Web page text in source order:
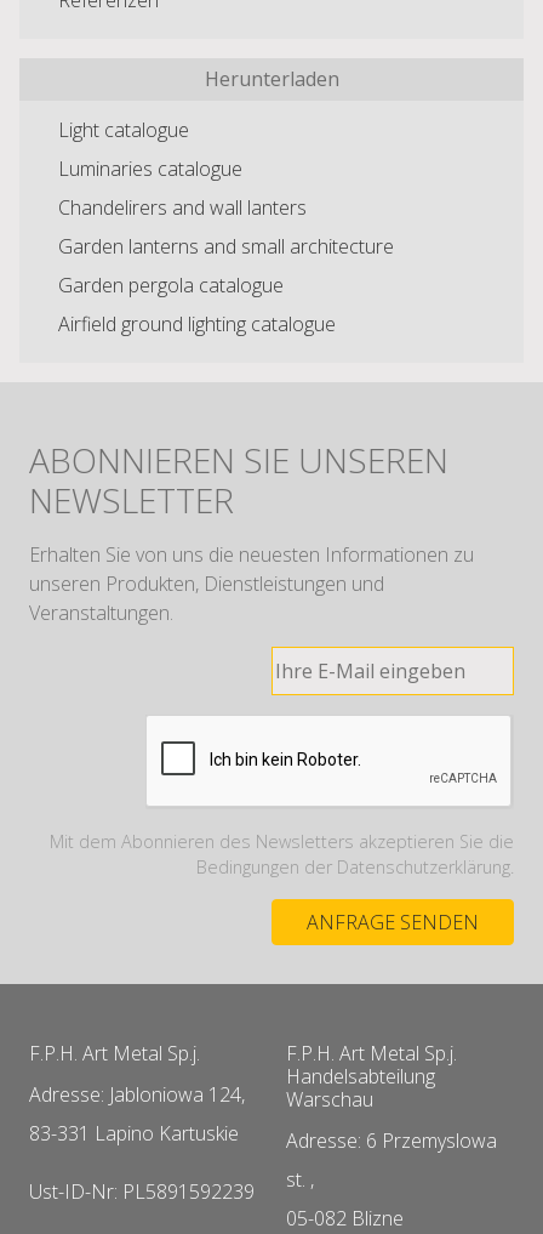
Herunterladen
Light catalogue
Luminaries catalogue
Chandelirers and wall lanters
Garden lanterns and small architecture
Garden pergola catalogue
Airfield ground lighting catalogue
ABONNIEREN SIE UNSEREN
NEWSLETTER
Erhalten Sie von uns die neuesten Informationen zu
unseren Produkten, Dienstleistungen und
Veranstaltungen.
Mit dem Abonnieren des Newsletters akzeptieren Sie die
Bedingungen der Datenschutzerklärung.
F.P.H. Art Metal Sp.j.
Adresse: Jabloniowa 124,
83-331 Lapino Kartuskie
Ust-ID-Nr: PL5891592239
F.P.H. Art Metal Sp.j.
Handelsabteilung
Warschau
Adresse: 6 Przemyslowa
st. ,
05-082 Blizne